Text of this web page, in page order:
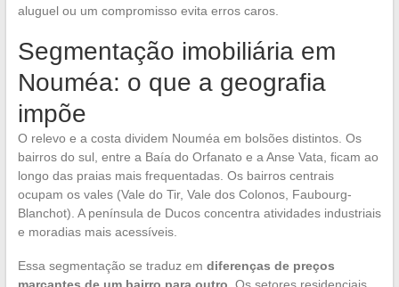
aluguel ou um compromisso evita erros caros.
Segmentação imobiliária em
Nouméa: o que a geografia
impõe
O relevo e a costa dividem Nouméa em bolsões distintos. Os
bairros do sul, entre a Baía do Orfanato e a Anse Vata, ficam ao
longo das praias mais frequentadas. Os bairros centrais
ocupam os vales (Vale do Tir, Vale dos Colonos, Faubourg-
Blanchot). A península de Ducos concentra atividades industriais
e moradias mais acessíveis.
Essa segmentação se traduz em diferenças de preços